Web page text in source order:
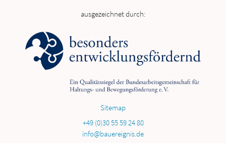
ausgezeichnet durch:
Sitemap
+49 (0)30 55 59 24 80
info@bauereignis.de